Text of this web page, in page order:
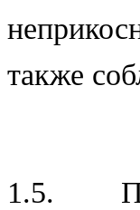
также
1.5.